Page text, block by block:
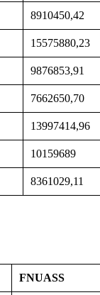
8910450,42
15575880,23
9876853,91
7662650,70
13997414,96
10159689
8361029,11
FNUASS